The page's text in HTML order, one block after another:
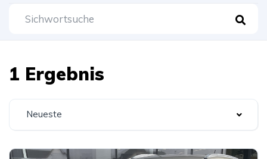
1 Ergebnis
Neueste